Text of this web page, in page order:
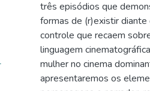
três episódios que
formas de (r)existir diante
controle que recaem
linguagem
mulher no cinema
apresentaremos os